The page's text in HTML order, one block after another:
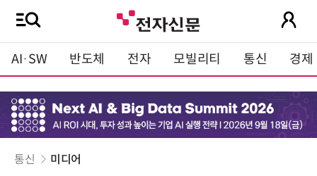
AI·SW 반도체 전자 모빌리티 통신 경제
통신 미디어